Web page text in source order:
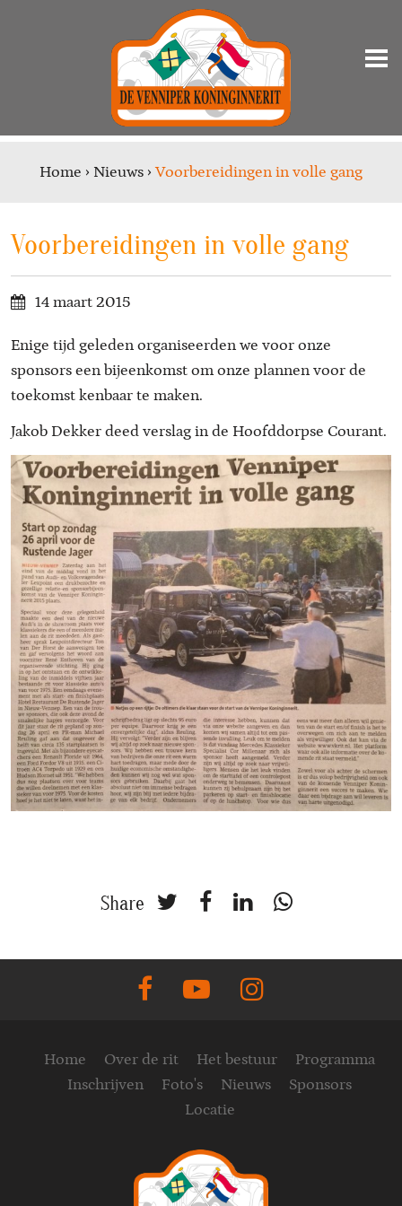
Home › Nieuws›Voorbereidingen in volle gang
Voorbereidingen in volle gang
14 maart 2015
Enige tijd geleden organiseerden we voor onze
sponsors een bijeenkomst om onze plannen voor de
toekomst kenbaar te maken.
Jakob Dekker deed verslag in de Hoofddorpse Courant.
Share
Home Over de rit Het bestuur
Programma
Inschrijven
Foto's Nieuws
Sponsors
Locatie